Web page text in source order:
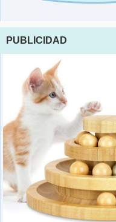
PUBLICIDAD